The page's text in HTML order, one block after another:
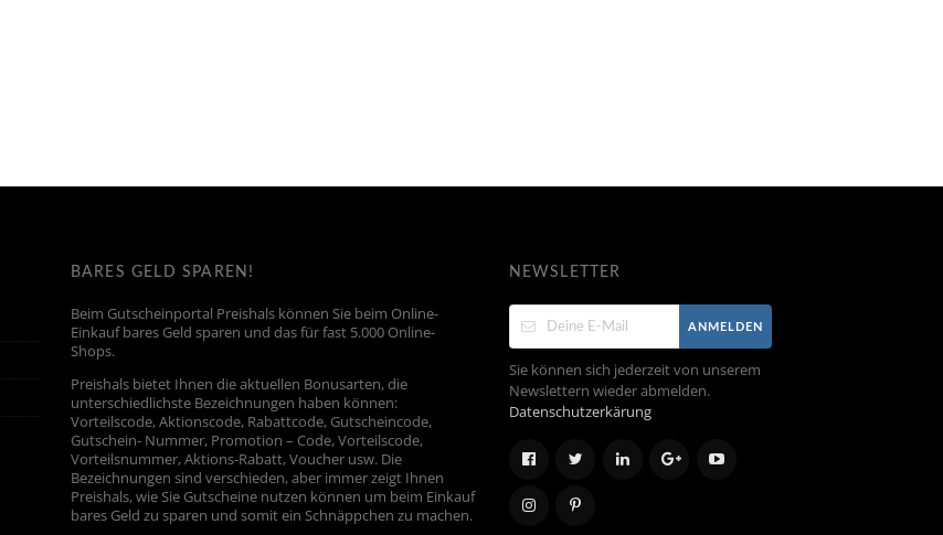
BARES GELD SPAREN!
Beim Gutscheinportal Preishals können Sie beim Online-
Einkauf bares Geld sparen und das für fast 5.000 Online-
Shops.
Preishals bietet Ihnen die aktuellen Bonusarten, die
unterschiedlichste Bezeichnungen haben können:
Vorteilscode, Aktionscode, Rabattcode, Gutscheincode,
Gutschein- Nummer, Promotion – Code, Vorteilscode,
Vorteilsnummer, Aktions-Rabatt, Voucher usw. Die
Bezeichnungen sind verschieden, aber immer zeigt Ihnen
Preishals, wie Sie Gutscheine nutzen können um beim Einkauf
bares Geld zu sparen und somit ein Schnäppchen zu machen.
NEWSLETTER
ANMELDEN
Sie können sich jederzeit von unserem
Newslettern wieder abmelden.
Datenschutzerkärung